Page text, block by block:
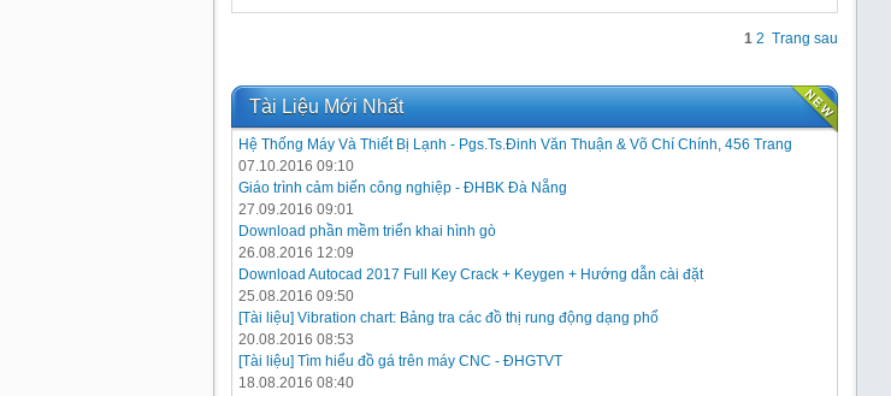
1 2 Trang sau
Tài Liệu Mới Nhất
Hệ Thống Máy Và Thiết Bị Lạnh - Pgs.Ts.Đinh Văn Thuận & Võ Chí Chính, 456 Trang
07.10.2016 09:10
Giáo trình cảm biến công nghiệp - ĐHBK Đà Nẵng
27.09.2016 09:01
Download phần mềm triển khai hình gò
26.08.2016 12:09
Download Autocad 2017 Full Key Crack + Keygen + Hướng dẫn cài đặt
25.08.2016 09:50
[Tài liệu] Vibration chart: Bảng tra các đồ thị rung động dạng phổ
20.08.2016 08:53
[Tài liệu] Tìm hiểu đồ gá trên máy CNC - ĐHGTVT
18.08.2016 08:40